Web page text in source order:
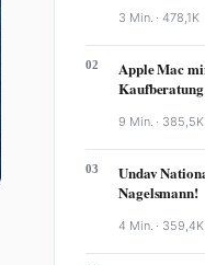
3 Min. ·478,1K
02
Apple Mac
9 Min. · 385,5K
03
Undav
Nagelsmann!
4 Min. · 359,4K